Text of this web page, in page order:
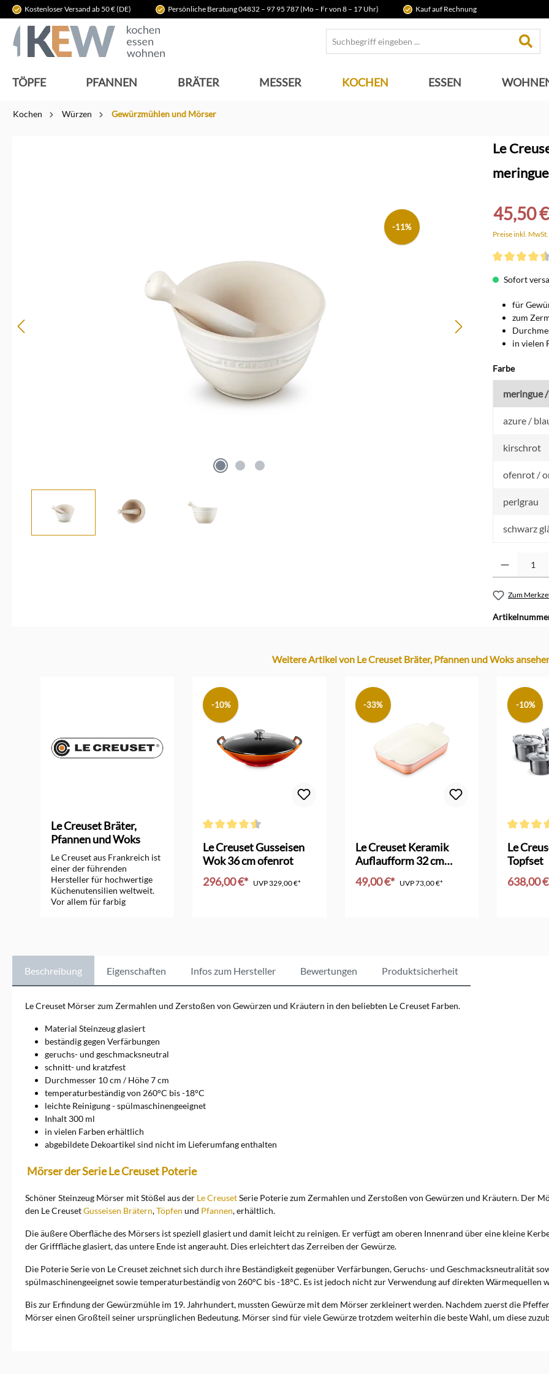
Zur Hauptnavigation springen
Kostenloser Versand ab 50 € (DE) Persönliche Beratung 04832 – 97 95 787 (Mo – Fr von 8 – 17 Uhr) Kauf auf Rechnung
TÖPFE PFANNEN BRÄTER MESSER KOCHEN ESSEN
Kochen Würzen Gewürzmühlen und Mörser
-11%
Le
45,50
Preise inkl.
Sofort
für
zum
in vielen
Farbe
meringue
azure /
kirschrot
ofenrot /
perlgrau
schwarz
Zum
Weitere Artikel von Le Creuset Bräter, Pfannen und Woks
Le Creuset Bräter,
Pfannen und Woks
Le Creuset aus Frankreich ist
einer der führenden
Hersteller für hochwertige
Küchenutensilien weltweit.
Vor allem für farbig
Jahrzehnten bekannt.
Zusätzlich bietet Le Creuset
sehr gute Töpfe aus Edelstahl
und Aluminium, Küchen-
Keramik und Kochutensilien
an. Sie alle erfüllen besonders
-10%
Le Creuset Gusseisen
Wok 36 cm ofenrot
296,00 €* UVP329,00 €*
-33%
Le Creuset Keramik
Auflaufform 32 cm
pêche
49,00 €* UVP73,00 €*
-10%
Le
Topfset
638,00
Beschreibung Eigenschaften Infos zum Hersteller Bewertungen Produktsicherheit
Le Creuset Mörser zum Zermahlen und Zerstoßen von Gewürzen und Kräutern in den beliebten Le Creuset Farben.
Material Steinzeug glasiert
beständig gegen Verfärbungen
geruchs- und geschmacksneutral
schnitt- und kratzfest
Durchmesser 10 cm / Höhe 7 cm
temperaturbeständig von 260°C bis -18°C
leichte Reinigung - spülmaschinengeeignet
Inhalt 300 ml
in vielen Farben erhältlich
abgebildete Dekoartikel sind nicht im Lieferumfang enthalten
Mörser der Serie Le Creuset Poterie
Schöner Steinzeug Mörser mit Stößel aus der Le CreusetSerie Poterie zum Zermahlen und Zerstoßen von Gewürzen und Kräutern. Der
den Le CreusetGusseisen Brätern,Töpfen und Pfannen, erhältlich.
Die äußere Oberfläche des Mörsers ist speziell glasiert und damit leicht zu reinigen. Er verfügt am oberen Innenrand über eine kleine
der Grifffläche glasiert, das untere Ende ist angerauht. Dies erleichtert das Zerreiben der Gewürze.
Die Poterie Serie von Le Creuset zeichnet sich durch ihre Beständigkeit gegenüber Verfärbungen, Geruchs- und Geschmacksneutralität
spülmaschinengeeignet sowie temperaturbeständig von 260°C bis -18°C. Es ist jedoch nicht zur Verwendung auf direkten
Bis zur Erfindung der Gewürzmühle im 19. Jahrhundert, mussten Gewürze mit dem Mörser zerkleinert werden. Nachdem zuerst die
Mörser einen Großteil seiner ursprünglichen Bedeutung. Mörser sind für viele Gewürze trotzdem weiterhin die beste Wahl, um diese